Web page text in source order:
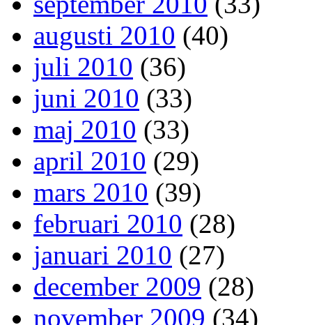
augusti 2010 (40)
juli 2010 (36)
juni 2010 (33)
maj 2010 (33)
april 2010 (29)
mars 2010 (39)
februari 2010 (28)
januari 2010 (27)
december 2009 (28)
november 2009 (34)